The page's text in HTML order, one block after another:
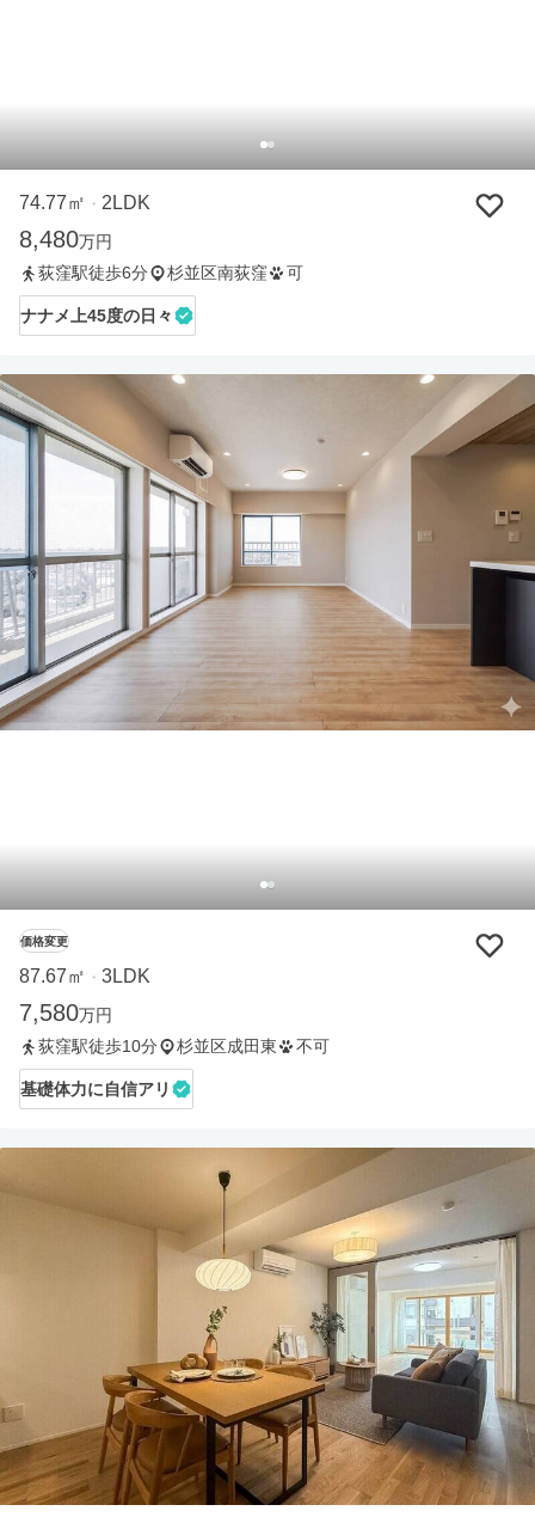
74.77㎡ ・ 2LDK
8,480万円
荻窪駅徒歩6分
杉並区南荻窪 可
ナナメ上45度の日々
価格変更
87.67㎡ ・ 3LDK
7,580万円
荻窪駅徒歩10分
杉並区成田東 不可
基礎体力に自信アリ